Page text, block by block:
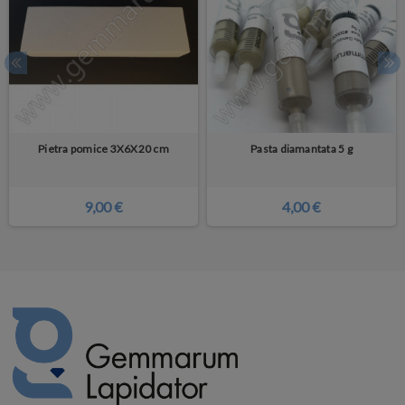
Pietra pomice 3X6X20 cm
9,00 €
Pasta diamantata 5 g
4,00 €